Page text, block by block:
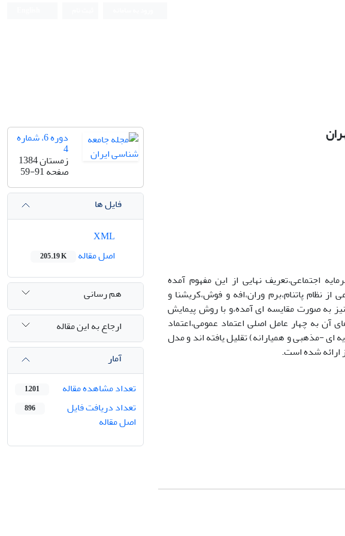
اجتماعی،تعریف نهایی از این مفهوم آمده
نظام پاتنام،برم وران،افه و فوش،کریشنا و
به صورت مقایسه ای آمده،و با روش پیمایش
آن به چهار عامل اصلی اعتماد عمومی،اعتماد
-مذهبی و همیارانه) تقلیل یافته اند و مدل
ارائه شده است.
دوره 6، شماره
4
زمستان 1384
صفحه59-91
فایل ها
اصل مقاله
205.19 K
هم رسانی
ارجاع به این مقاله
آمار
تعداد مشاهده مقاله
1,201
تعداد دریافت فایل
اصل مقاله
896